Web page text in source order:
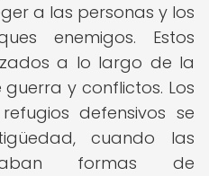
a las personas y los
enemigos. Estos
a lo largo de la
y conflictos. Los
defensivos se
cuando las
formas de